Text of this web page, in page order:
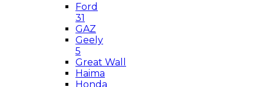
Ford
31
GAZ
Geely
5
Great Wall
Haima
Honda